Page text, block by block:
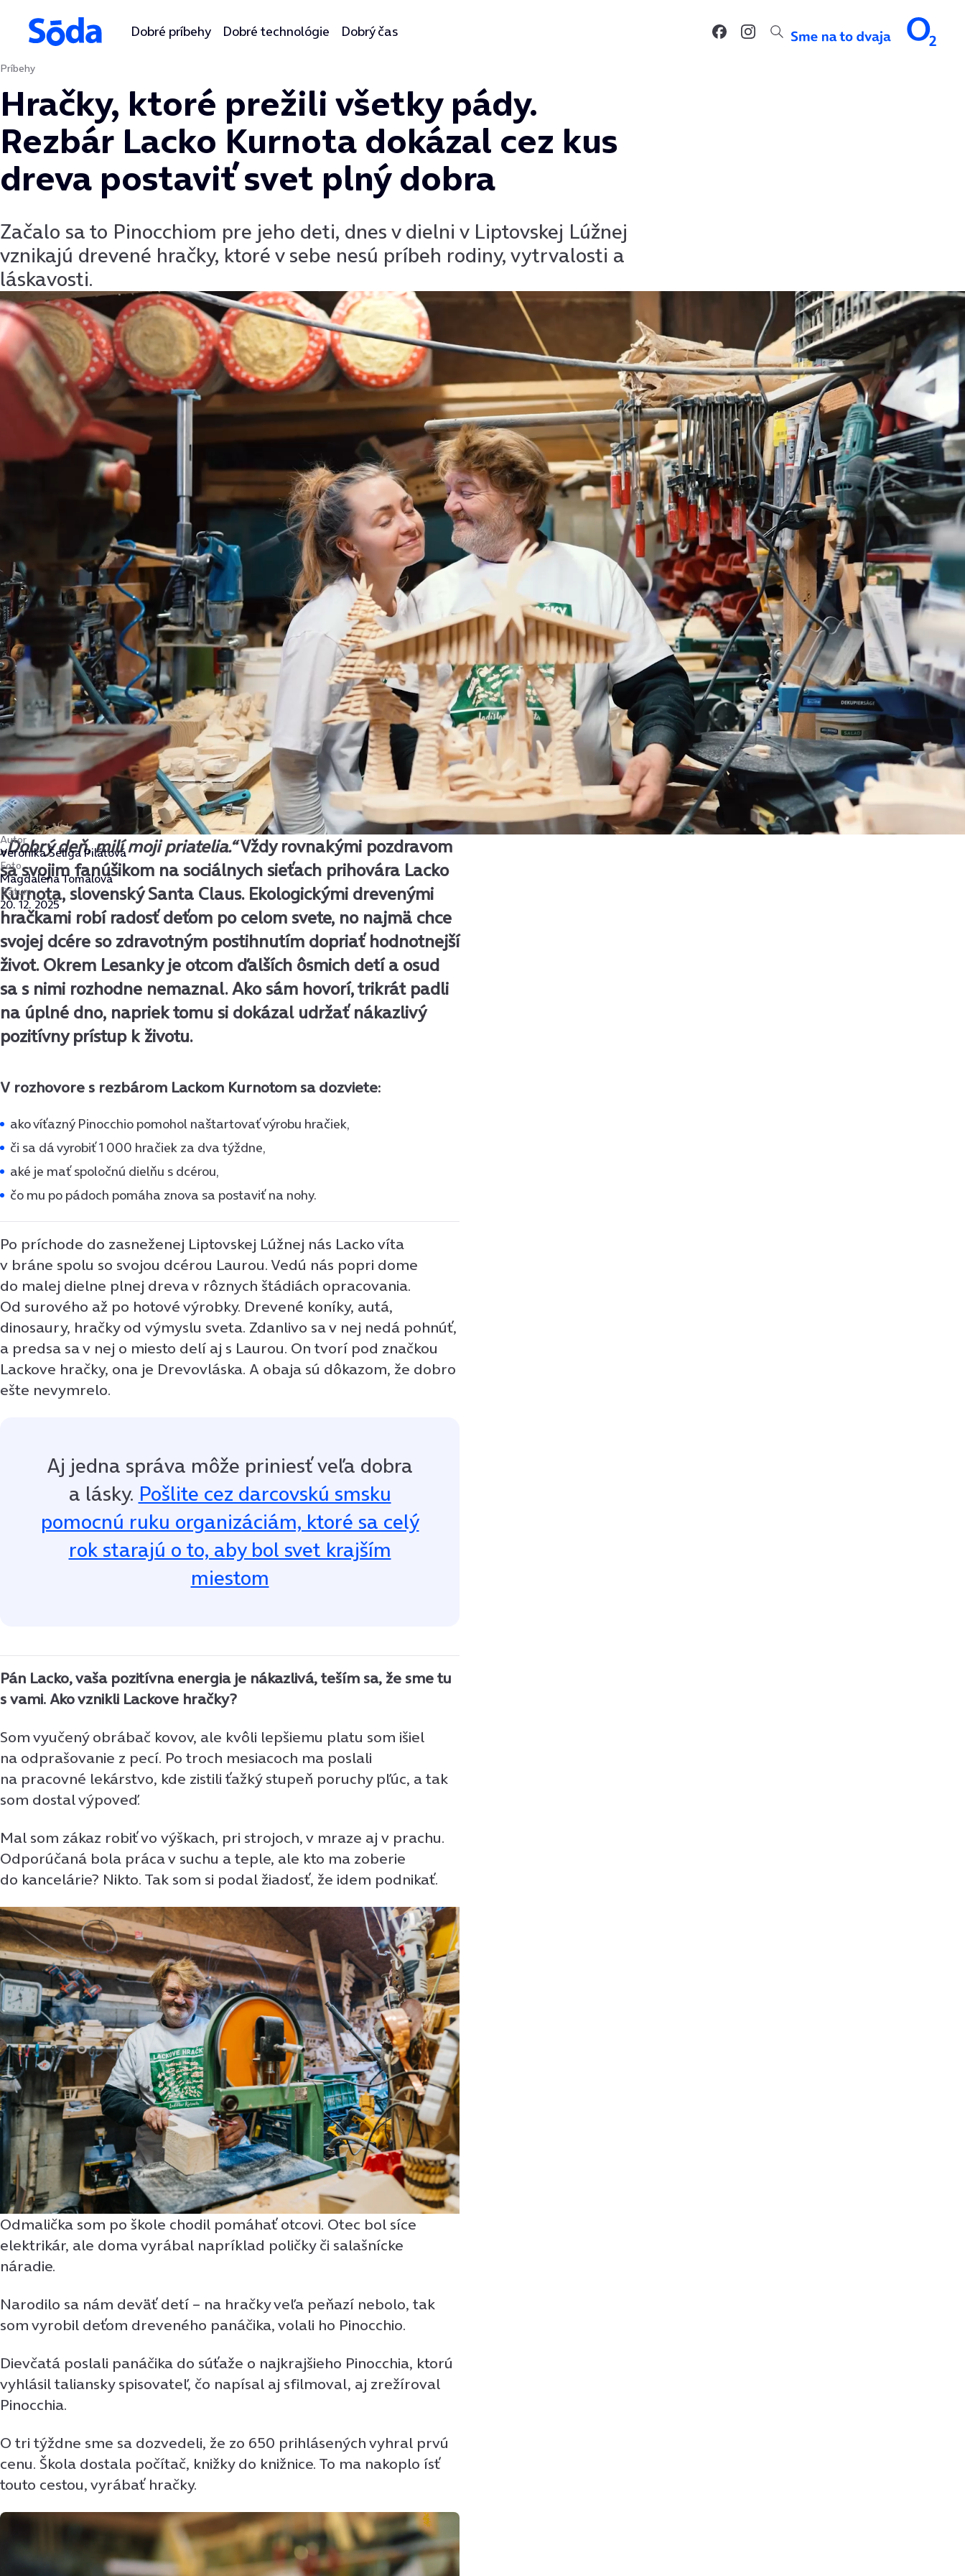
Preskočiť na obsah
Dobré príbehy Dobré technológie Dobrý čas
Príbehy
Hračky, ktoré prežili všetky pády.
Rezbár Lacko Kurnota dokázal cez kus
dreva postaviť svet plný dobra
Začalo sa to Pinocchiom pre jeho deti, dnes v dielni v Liptovskej Lúžnej
vznikajú drevené hračky, ktoré v sebe nesú príbeh rodiny, vytrvalosti a
láskavosti.
Autor
Veronika Šeliga Pilátová
Foto
Magdaléna Tomalová
Dátum
20. 12. 2025
„Dobrý deň, milí moji priatelia.“Vždy rovnakými pozdravom
sa svojim fanúšikom na sociálnych sieťach prihovára Lacko
Kurnota, slovenský Santa Claus. Ekologickými drevenými
hračkami robí radosť deťom po celom svete, no najmä chce
svojej dcére so zdravotným postihnutím dopriať hodnotnejší
život. Okrem Lesanky je otcom ďalších ôsmich detí a osud
sa s nimi rozhodne nemaznal. Ako sám hovorí, trikrát padli
na úplné dno, napriek tomu si dokázal udržať nákazlivý
pozitívny prístup k životu.
V rozhovore s rezbárom Lackom Kurnotom sa dozviete:
ako víťazný Pinocchio pomohol naštartovať výrobu hračiek,
či sa dá vyrobiť 1 000 hračiek za dva týždne,
aké je mať spoločnú dielňu s dcérou,
čo mu po pádoch pomáha znova sa postaviť na nohy.
Po príchode do zasneženej Liptovskej Lúžnej nás Lacko víta
v bráne spolu so svojou dcérou Laurou. Vedú nás popri dome
do malej dielne plnej dreva v rôznych štádiách opracovania.
Od surového až po hotové výrobky. Drevené koníky, autá,
dinosaury, hračky od výmyslu sveta. Zdanlivo sa v nej nedá pohnúť,
a predsa sa v nej o miesto delí aj s Laurou. On tvorí pod značkou
Lackove hračky, ona je Drevovláska. A obaja sú dôkazom, že dobro
ešte nevymrelo.
Aj jedna správa môže priniesť veľa dobra
a lásky. Pošlite cez darcovskú smsku
pomocnú ruku organizáciám, ktoré sa celý
rok starajú o to, aby bol svet krajším
miestom
Pán Lacko, vaša pozitívna energia je nákazlivá, teším sa, že sme tu
s vami. Ako vznikli Lackove hračky?
Som vyučený obrábač kovov, ale kvôli lepšiemu platu som išiel
na odprašovanie z pecí. Po troch mesiacoch ma poslali
na pracovné lekárstvo, kde zistili ťažký stupeň poruchy pľúc, a tak
som dostal výpoveď.
Mal som zákaz robiť vo výškach, pri strojoch, v mraze aj v prachu.
Odporúčaná bola práca v suchu a teple, ale kto ma zoberie
do kancelárie? Nikto. Tak som si podal žiadosť, že idem podnikať.
Odmalička som po škole chodil pomáhať otcovi. Otec bol síce
elektrikár, ale doma vyrábal napríklad poličky či salašnícke
náradie.
Narodilo sa nám deväť detí – na hračky veľa peňazí nebolo, tak
som vyrobil deťom dreveného panáčika, volali ho Pinocchio.
Dievčatá poslali panáčika do súťaže o najkrajšieho Pinocchia, ktorú
vyhlásil taliansky spisovateľ, čo napísal aj sfilmoval, aj zrežíroval
Pinocchia.
O tri týždne sme sa dozvedeli, že zo 650 prihlásených vyhral prvú
cenu. Škola dostala počítač, knižky do knižnice. To ma nakoplo ísť
touto cestou, vyrábať hračky.